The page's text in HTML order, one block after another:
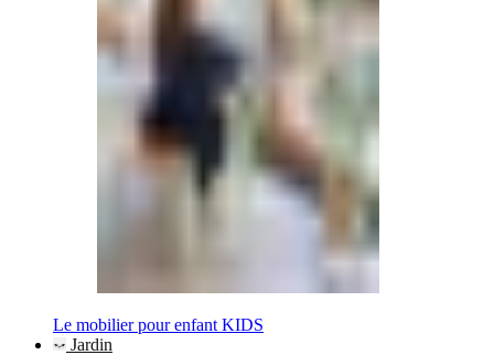
Le mobilier pour enfant KIDS
Jardin